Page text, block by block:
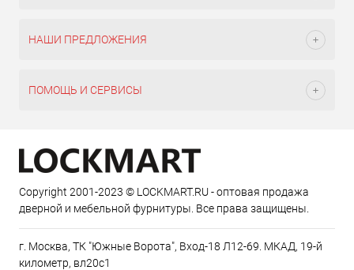
НАШИ ПРЕДЛОЖЕНИЯ
ПОМОЩЬ И СЕРВИСЫ
Copyright 2001-2023 © LOCKMART.RU - оптовая продажа
дверной и мебельной фурнитуры. Все права защищены.
г. Москва, ТК "Южные Ворота", Вход-18 Л12-69. МКАД, 19-й
километр, вл20с1